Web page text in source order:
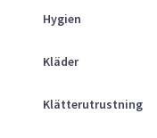
Aktuellt
Hygien
Kläder
Klätterutrustning